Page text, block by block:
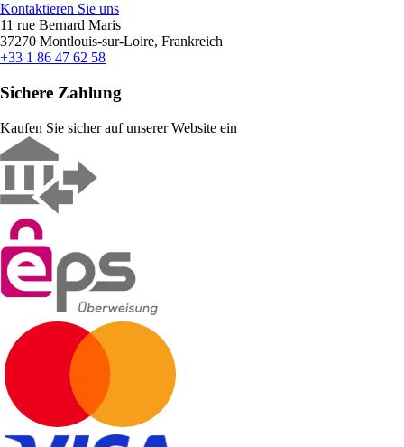
Kontaktieren Sie uns
11 rue Bernard Maris
37270 Montlouis-sur-Loire, Frankreich
+33 1 86 47 62 58
Sichere Zahlung
Kaufen Sie sicher auf unserer Website ein